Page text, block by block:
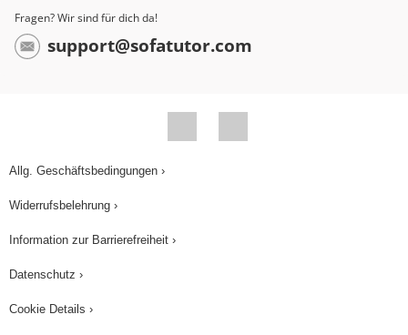
Fragen? Wir sind für dich da!
support@sofatutor.com
Allg. Geschäftsbedingungen ›
Widerrufsbelehrung ›
Information zur Barrierefreiheit ›
Datenschutz ›
Cookie Details ›